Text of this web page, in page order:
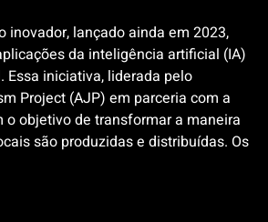
inovador, lançado ainda em 2023,
da inteligência artificial (IA)
Essa iniciativa, liderada pelo
Project (AJP) em parceria com a
o objetivo de transformar a maneira
são produzidas e distribuídas. Os